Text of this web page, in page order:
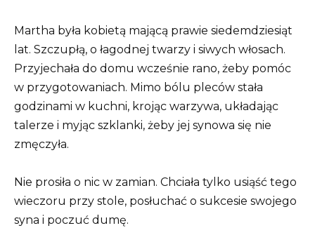
Martha była kobietą mającą prawie siedemdziesiąt
lat. Szczupłą, o łagodnej twarzy i siwych włosach.
Przyjechała do domu wcześnie rano, żeby pomóc
w przygotowaniach. Mimo bólu pleców stała
godzinami w kuchni, krojąc warzywa, układając
talerze i myjąc szklanki, żeby jej synowa się nie
zmęczyła.
Nie prosiła o nic w zamian. Chciała tylko usiąść tego
wieczoru przy stole, posłuchać o sukcesie swojego
syna i poczuć dumę.